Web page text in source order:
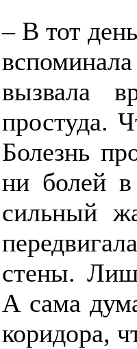
– В тот
вызвала
простуда.
Болезнь
ни болей в
сильный
стены.
А сама
коридора,